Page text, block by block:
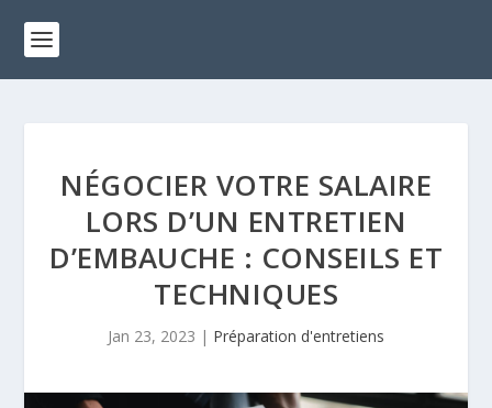
NÉGOCIER VOTRE SALAIRE
LORS D’UN ENTRETIEN
D’EMBAUCHE : CONSEILS ET
TECHNIQUES
Jan 23, 2023 | Préparation d'entretiens